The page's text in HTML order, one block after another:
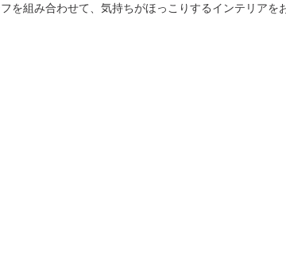
を組み合わせて、気持ちがほっこりするインテリア